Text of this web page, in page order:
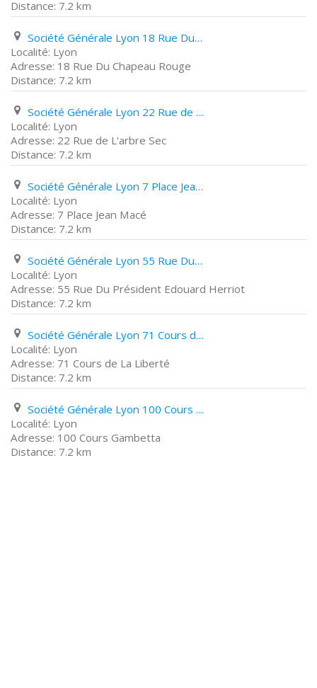
7.2 km
Société Générale Lyon 18 Rue Du Chapeau Rouge
Lyon
18 Rue Du Chapeau Rouge
7.2 km
Société Générale Lyon 22 Rue de L'arbre Sec
Lyon
22 Rue de L'arbre Sec
7.2 km
Société Générale Lyon 7 Place Jean Macé
Lyon
7 Place Jean Macé
7.2 km
Société Générale Lyon 55 Rue Du Président Edouard Herriot
Lyon
55 Rue Du Président Edouard Herriot
7.2 km
Société Générale Lyon 71 Cours de La Liberté
Lyon
71 Cours de La Liberté
7.2 km
Société Générale Lyon 100 Cours Gambetta
Lyon
100 Cours Gambetta
7.2 km